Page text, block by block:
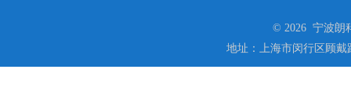
© 2026 宁波朗
地址：上海市闵行区顾